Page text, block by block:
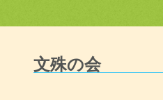
文殊の会